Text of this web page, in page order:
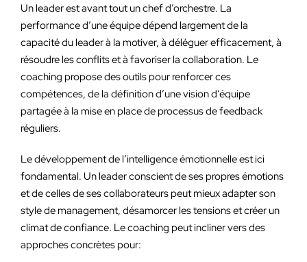
Un leader est avant tout un chef d’orchestre. La
performance d’une équipe dépend largement de la
capacité du leader à la motiver, à déléguer efficacement, à
résoudre les conflits et à favoriser la collaboration. Le
coaching propose des outils pour renforcer ces
compétences, de la définition d’une vision d’équipe
partagée à la mise en place de processus de feedback
réguliers.
Le développement de l’intelligence émotionnelle est ici
fondamental. Un leader conscient de ses propres émotions
et de celles de ses collaborateurs peut mieux adapter son
style de management, désamorcer les tensions et créer un
climat de confiance. Le coaching peut incliner vers des
approches concrètes pour: